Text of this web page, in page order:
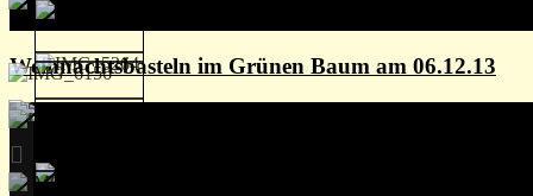
Weihnachtsbasteln im Grünen Baum am 06.12.13